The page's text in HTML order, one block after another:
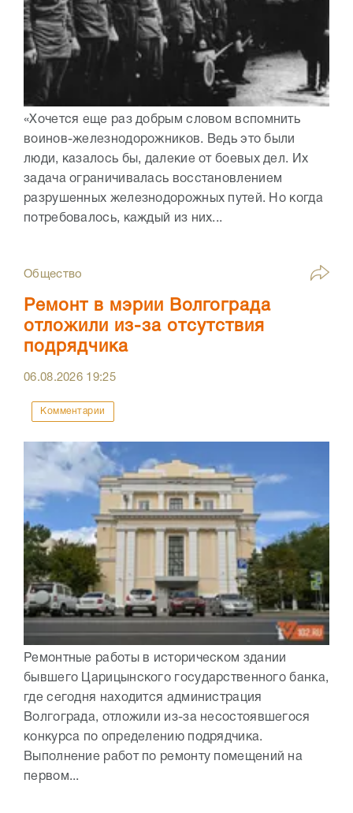
«Хочется еще раз добрым словом вспомнить
воинов-железнодорожников. Ведь это были
люди, казалось бы, далекие от боевых дел. Их
задача ограничивалась восстановлением
разрушенных железнодорожных путей. Но когда
потребовалось, каждый из них...
Общество
Ремонт в мэрии Волгограда
отложили из-за отсутствия
подрядчика
06.08.2026 19:25
Комментарии
Ремонтные работы в историческом здании
бывшего Царицынского государственного банка,
где сегодня находится администрация
Волгограда, отложили из-за несостоявшегося
конкурса по определению подрядчика.
Выполнение работ по ремонту помещений на
первом...